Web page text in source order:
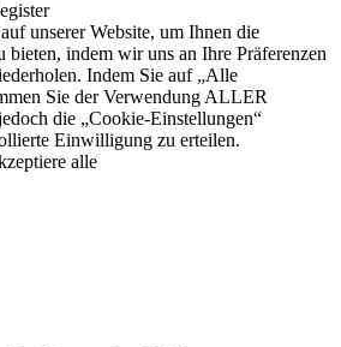
unserer Website, um Ihnen die
bieten, indem wir uns an Ihre Präferenzen
Indem Sie auf „Alle
Sie der Verwendung ALLER
die „Cookie-Einstellungen“
Einwilligung zu erteilen.
alle